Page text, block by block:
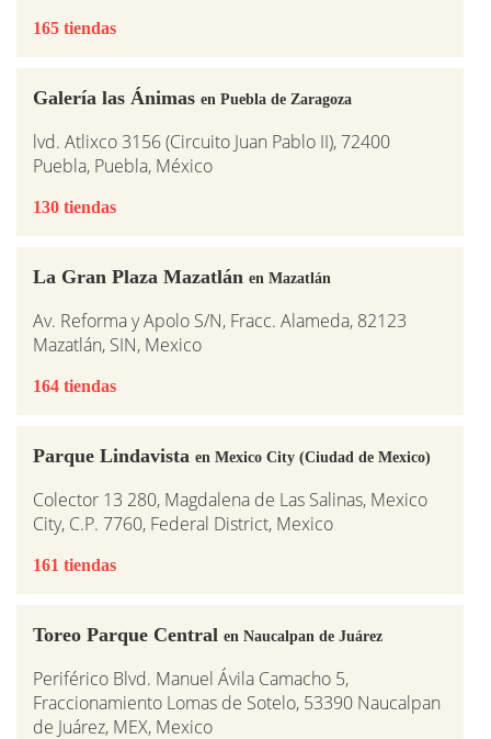
165 tiendas
Galería las Ánimas en Puebla de Zaragoza
lvd. Atlixco 3156 (Circuito Juan Pablo II), 72400
Puebla, Puebla, México
130 tiendas
La Gran Plaza Mazatlán en Mazatlán
Av. Reforma y Apolo S/N, Fracc. Alameda, 82123
Mazatlán, SIN, Mexico
164 tiendas
Parque Lindavista en Mexico City (Ciudad de Mexico)
Colector 13 280, Magdalena de Las Salinas, Mexico
City, C.P. 7760, Federal District, Mexico
161 tiendas
Toreo Parque Central en Naucalpan de Juárez
Periférico Blvd. Manuel Ávila Camacho 5,
Fraccionamiento Lomas de Sotelo, 53390 Naucalpan
de Juárez, MEX, Mexico